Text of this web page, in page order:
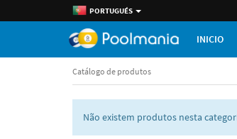
PORTUGUÉS
INICIO
Catálogo de produtos
Não existem produtos nesta